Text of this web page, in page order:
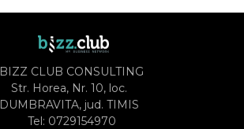
BIZZ CLUB CONSULTING
Str. Horea, Nr. 10, loc.
DUMBRAVITA, jud. TIMIS
Tel: 0729154970